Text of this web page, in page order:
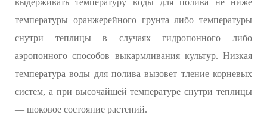
выдерживать температуру воды для полива не ниже
температуры оранжерейного грунта либо температуры
снутри теплицы в случаях гидропонного либо
аэропонного способов выкармливания культур. Низкая
температура воды для полива вызовет тление корневых
систем, а при высочайшей температуре снутри теплицы
— шоковое состояние растений.